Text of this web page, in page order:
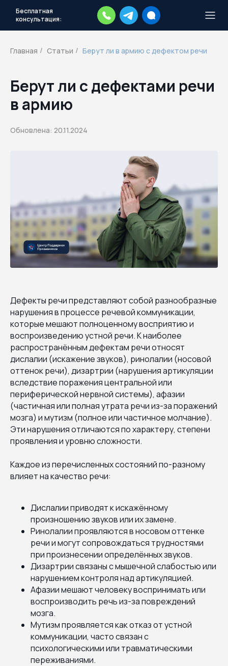
Бесплатная
консультация:
Главная / Статьи / Берут ли в армию с дефектом речи
Берут ли с дефектами речи
в армию
Обновлена: 20.11.2024
Дефекты речи представляют собой разнообразные
нарушения в процессе речевой коммуникации,
которые мешают полноценному восприятию и
воспроизведению устной речи. К наиболее
распространённым дефектам речи относят
дислалии (искажение звуков), ринолалии (носовой
оттенок речи), дизартрии (нарушения артикуляции
вследствие поражения центральной или
периферической нервной системы), афазии
(частичная или полная утрата речи из-за поражений
мозга) и мутизм (полное или частичное молчание).
Эти нарушения отличаются по характеру, степени
проявления и уровню сложности.
Каждое из перечисленных состояний по-разному
влияет на качество речи:
Дислалии приводят к искажённому
произношению звуков или их замене.
Ринолалии проявляются в носовом оттенке
речи и могут сопровождаться трудностями
при произнесении определённых звуков.
Дизартрии связаны с мышечной слабостью или
нарушением контроля над артикуляцией.
Афазии мешают человеку воспринимать или
воспроизводить речь из-за повреждений
мозга.
Мутизм проявляется как отказ от устной
коммуникации, часто связан с
психологическими или травматическими
переживаниями.
каждый день.
Экстренный план
действий